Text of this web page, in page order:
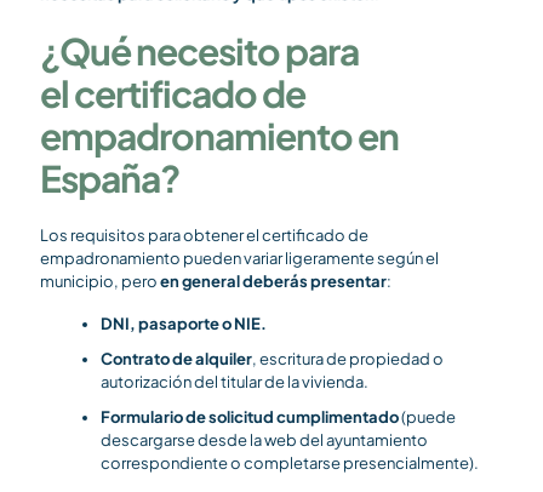
¿Qué necesito para
el certificado de
empadronamiento en
España?
Los requisitos para obtener el certificado de
empadronamiento pueden variar ligeramente según el
municipio, peroen general deberás presentar:
DNI, pasaporte o NIE.
Contrato de alquiler, escritura de propiedad o
autorización del titular de la vivienda.
Formulario de solicitud cumplimentado(puede
descargarse desde la web del ayuntamiento
correspondiente o completarse presencialmente).